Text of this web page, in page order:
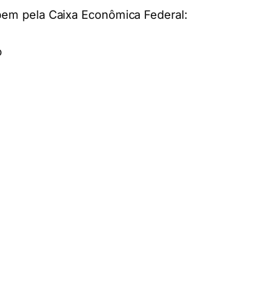
pela Caixa Econômica Federal: